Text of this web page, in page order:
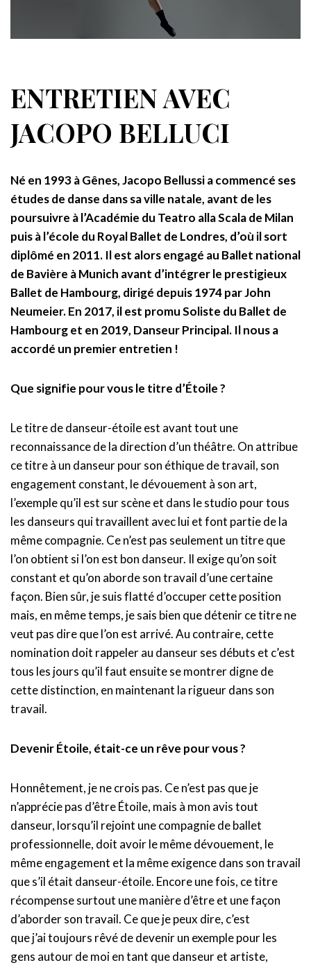
ENTRETIEN AVEC
JACOPO BELLUCI
Né en 1993 à Gênes, Jacopo Bellussi a commencé ses
études de danse dans sa ville natale, avant de les
poursuivre à l’Académie du Teatro alla Scala de Milan
puis à l’école du Royal Ballet de Londres, d’où il sort
diplômé en 2011. Il est alors engagé au Ballet national
de Bavière à Munich avant d’intégrer le prestigieux
Ballet de Hambourg, dirigé depuis 1974 par John
Neumeier. En 2017, il est promu Soliste du Ballet de
Hambourg et en 2019, Danseur Principal. Il nous a
accordé un premier entretien !
Que signifie pour vous le titre d’Étoile ?
Le titre de danseur-étoile est avant tout une
reconnaissance de la direction d’un théâtre. On attribue
ce titre à un danseur pour son éthique de travail, son
engagement constant, le dévouement à son art,
l’exemple qu’il est sur scène et dans le studio pour tous
les danseurs qui travaillent avec lui et font partie de la
même compagnie. Ce n’est pas seulement un titre que
l’on obtient si l’on est bon danseur. Il exige qu’on soit
constant et qu’on aborde son travail d’une certaine
façon. Bien sûr, je suis flatté d’occuper cette position
mais, en même temps, je sais bien que détenir ce titre ne
veut pas dire que l’on est arrivé. Au contraire, cette
nomination doit rappeler au danseur ses débuts et c’est
tous les jours qu’il faut ensuite se montrer digne de
cette distinction, en maintenant la rigueur dans son
travail.
Devenir Étoile, était-ce un rêve pour vous ?
Honnêtement, je ne crois pas. Ce n’est pas que je
n’apprécie pas d’être Étoile, mais à mon avis tout
danseur, lorsqu’il rejoint une compagnie de ballet
professionnelle, doit avoir le même dévouement, le
même engagement et la même exigence dans son travail
que s’il était danseur-étoile. Encore une fois, ce titre
récompense surtout une manière d’être et une façon
d’aborder son travail. Ce que je peux dire, c’est
que j’ai toujours rêvé de devenir un exemple pour les
gens autour de moi en tant que danseur et artiste,